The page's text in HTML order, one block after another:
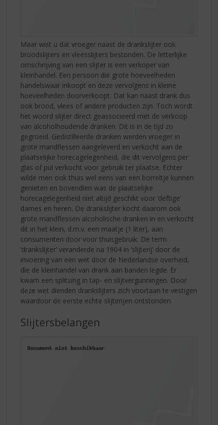
Maar wist u dat vroeger naast de drankslijter ook
broodslijters en vleesslijters bestonden. De letterlijke
omschrijving van een slijter is een verkoper van
kleinhandel. Een persoon die grote hoeveelheden
handelswaar inkoopt en deze vervolgens in kleine
hoeveelheden doorverkoopt. Dat kan naast drank dus
ook brood, vlees of andere producten zijn. Toch wordt
het woord slijter direct geassocieerd met de verkoop
van alcoholhoudende dranken. Dit is in de tijd zo
gegroeid. Gedistilleerde dranken werden vroeger in
grote mandflessen aangeleverd en verkocht aan de
plaatselijke horecagelegenheid, die dit vervolgens per
glas of pul verkocht voor gebruik ter plaatse. Echter
wilde men ook thuis wel eens van een borreltje kunnen
genieten en bovendien was de plaatselijke
horecagelegenheid niet altijd geschikt voor ‘deftige’
dames en heren. De drankslijter kocht daarom ook
grote mandflessen alcoholische dranken in en verkocht
dit in het klein, d.m.v. een maatje (1 liter), aan
consumenten door voor thuisgebruik. De term
‘drankslijter’ veranderde na 1904 in ‘slijterij’ door de
invoering van een wet door de Nederlandse overheid,
die de kleinhandel van drank aan banden legde. Er
kwam een splitsing in tap- en slijtvergunningen. Door
deze wet dienden drankslijters zich voortaan te vestigen
waardoor de eerste echte slijterijen ontstonden.
Slijtersbelangen